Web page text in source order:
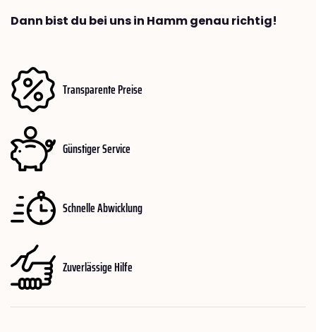
Dann bist du bei uns in Hamm genau richtig!
Transparente Preise
Günstiger Service
Schnelle Abwicklung
Zuverlässige Hilfe